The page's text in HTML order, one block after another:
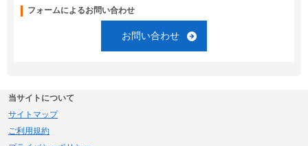
フォームによるお問い合わせ
お問い合わせ
当サイトについて
サイトマップ
ご利用規約